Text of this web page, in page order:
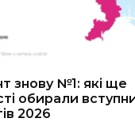
знову №1: які ще
обирали
2026